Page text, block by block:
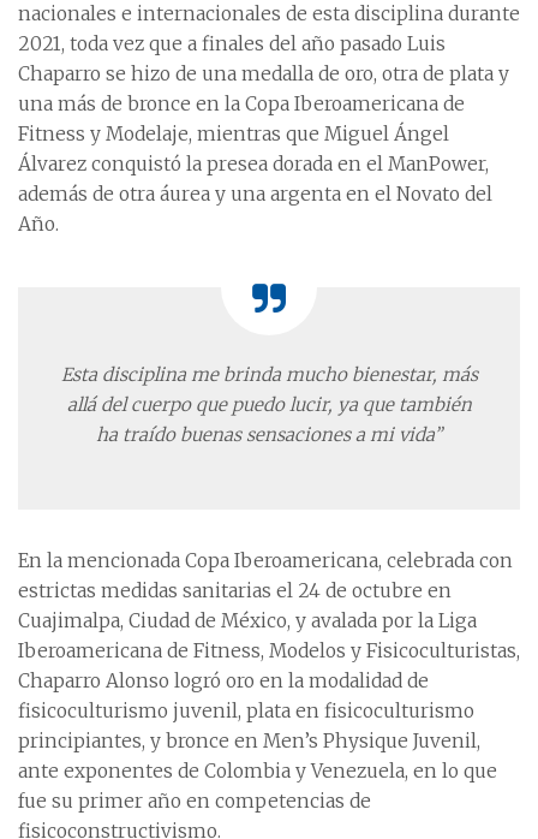
nacionales e internacionales de esta disciplina durante
2021, toda vez que a finales del año pasado Luis
Chaparro se hizo de una medalla de oro, otra de plata y
una más de bronce en la Copa Iberoamericana de
Fitness y Modelaje, mientras que Miguel Ángel
Álvarez conquistó la presea dorada en el ManPower,
además de otra áurea y una argenta en el Novato del
Año.
Esta disciplina me brinda mucho bienestar, más
allá del cuerpo que puedo lucir, ya que también
ha traído buenas sensaciones a mi vida”
En la mencionada Copa Iberoamericana, celebrada con
estrictas medidas sanitarias el 24 de octubre en
Cuajimalpa, Ciudad de México, y avalada por la Liga
Iberoamericana de Fitness, Modelos y Fisicoculturistas,
Chaparro Alonso logró oro en la modalidad de
fisicoculturismo juvenil, plata en fisicoculturismo
principiantes, y bronce en Men’s Physique Juvenil,
ante exponentes de Colombia y Venezuela, en lo que
fue su primer año en competencias de
fisicoconstructivismo.